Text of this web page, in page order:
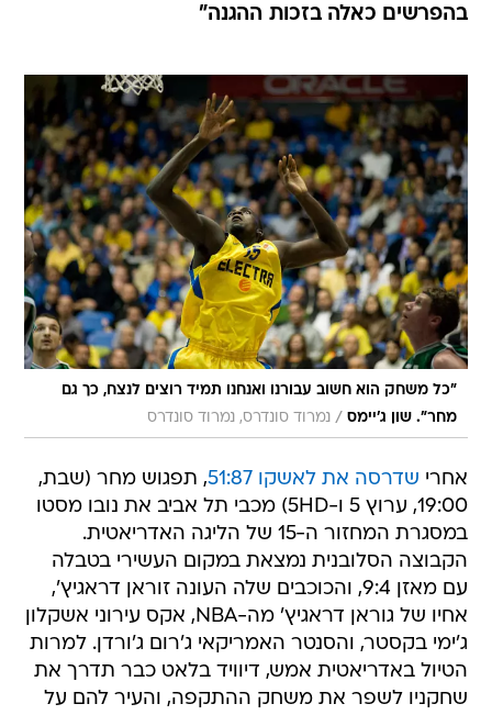
בהפרשים כאלה בזכות ההגנה"
"כל משחק הוא חשוב עבורנו ואנחנו תמיד רוצים לנצח, כך גם
מחר". שון ג'יימס / נמרוד סונדרס, נמרוד סונדרס
אחרי שדרסה את לאשקו 51:87
, תפגוש מחר (שבת,
19:00, ערוץ 5 ו-5HD) מכבי תל אביב את נובו מסטו
במסגרת המחזור ה-15 של הליגה האדריאטית.
הקבוצה הסלובנית נמצאת במקום העשירי בטבלה
עם מאזן 9:4, והכוכבים שלה העונה זוראן דראגיץ',
אחיו של גוראן דראגיץ' מה-NBA, אקס עירוני אשקלון
ג'ימי בקסטר, והסנטר האמריקאי ג'רום ג'ורדן. למרות
הטיול באדריאטית אמש, דיוויד בלאט כבר תדרך את
שחקניו לשפר את משחק ההתקפה, והעיר להם על